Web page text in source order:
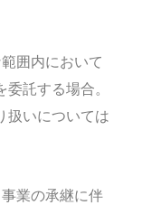
囲内において
託する場合。
扱いについては
業の承継に伴